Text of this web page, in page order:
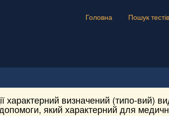
Головна Пошук
характерний визначений (типо-вий)
який характерний для